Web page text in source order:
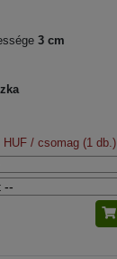
3 cm
HUF / csomag (1 db.)